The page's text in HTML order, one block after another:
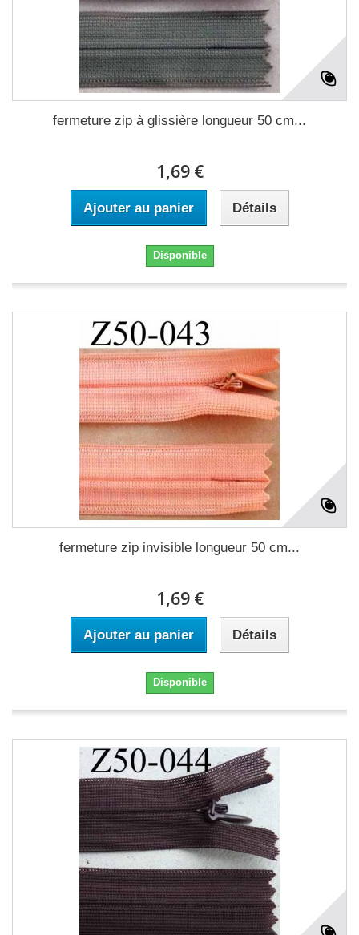
fermeture zip à glissière longueur 50 cm...
1,69 €
Ajouter au panier Détails
Disponible
fermeture zip invisible longueur 50 cm...
1,69 €
Ajouter au panier Détails
Disponible